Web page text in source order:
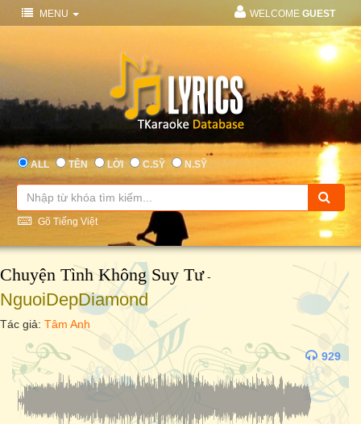
MENU WELCOME GUEST
ALL TÊN LỜI C.SỸ N.SỸ
Gõ Tiếng Việt
Chuyện Tình Không Suy Tư-
NguoiDepDiamond
Tác giả: Tâm Anh
929